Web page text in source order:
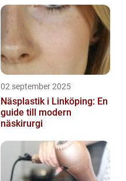
02 september 2025
Näsplastik i Linköping: En
guide till modern
näskirurgi